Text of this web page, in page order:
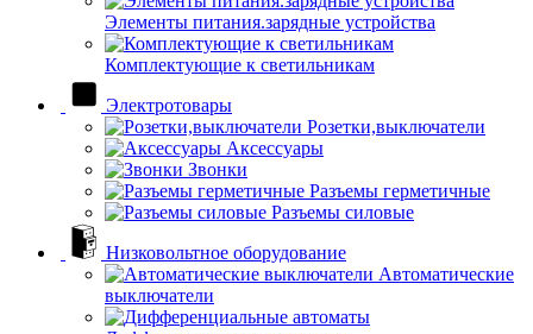
Элементы питания.зарядные устройства
Комплектующие к светильникам
Электротовары
Розетки,выключатели
Аксессуары
Звонки
Разъемы герметичные
Разъемы силовые
Низковольтное оборудование
Автоматические
выключатели